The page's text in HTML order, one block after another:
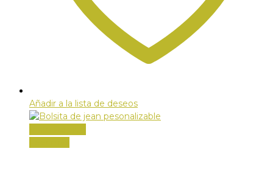
Añadir a la lista de deseos